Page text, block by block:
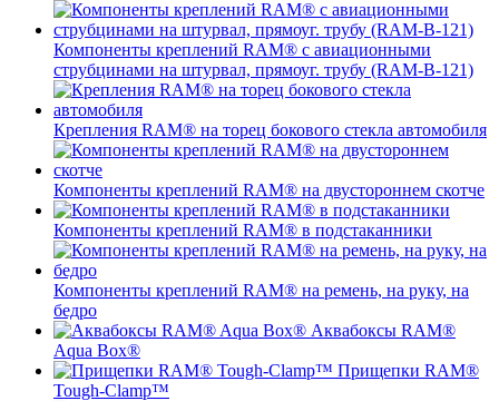
Компоненты креплений RAM® с авиационными
струбцинами на штурвал, прямоуг. трубу (RAM-B-121)
Крепления RAM® на торец бокового стекла автомобиля
Компоненты креплений RAM® на двустороннем скотче
Компоненты креплений RAM® в подстаканники
Компоненты креплений RAM® на ремень, на руку, на
бедро
Аквабоксы RAM®
Aqua Box®
Прищепки RAM®
Tough-Clamp™